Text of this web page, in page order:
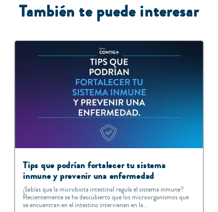
También te puede interesar
Tips que podrían fortalecer tu sistema
inmune y prevenir una enfermedad
¿Sabías que la microbiota intestinal regula el sistema inmune?
Recientemente se ha descubierto que los microorganismos que
se encuentran en el intestino intervienen en la...